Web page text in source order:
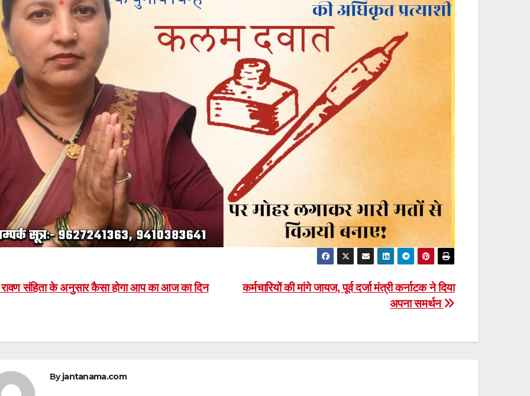
कर्मचारियों की मांगे जायज, पूर्व दर्जा मंत्री कर्नाटक ने दिया
अपना समर्थन
संहिता के अनुसार कैसा होगा आप का आज का दिन
Byjantanama.com